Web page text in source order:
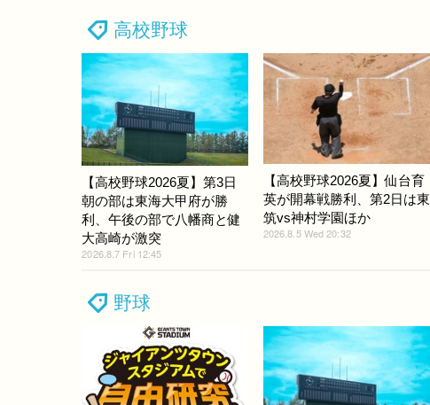
高校野球
【高校野球2026夏】第3日
朝の部は東海大甲府が勝
利、午後の部で八幡商と健
大高崎が激突
2026.8.7 Fri 12:45
【高校野球2026夏】仙台育
英が開幕戦勝利、第2日は東
筑vs神村学園ほか
2026.8.5 Wed 20:32
野球